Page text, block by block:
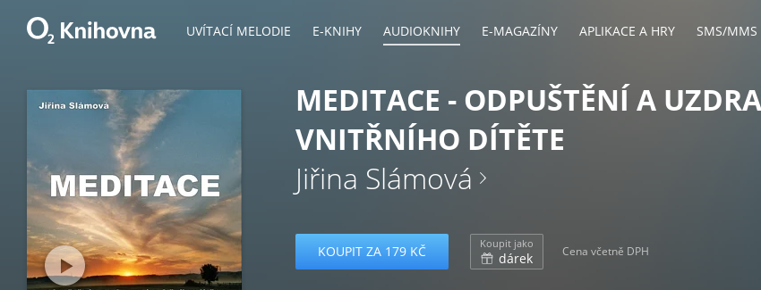
UVÍTACÍ MELODIE E-KNIHY AUDIOKNIHY E-MAGAZÍNY APLIKACE A HRY SMS/MMS
MEDITACE - ODPUŠTĚNÍ A
VNITŘNÍHO DÍTĚTE
Jiřina Slámová
KOUPIT ZA 179 KČ Koupit jako
dárek Cena včetně DPH